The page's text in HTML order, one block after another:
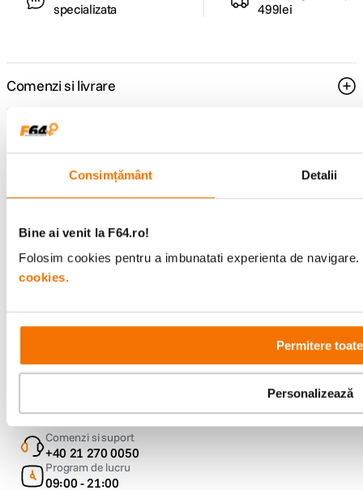
Consimțământ Detalii
Bine ai venit la F64.ro!
Folosim cookies pentru a imbunatati experienta de
cookies.
Permitere toate
Personalizează
specializata
499lei
Comenzi si livrare
Suport
Service si garantii
F64 Studio
Metode de plata
Comenzi si suport
+40 21 270 0050
Program de lucru
09:00 - 21:00